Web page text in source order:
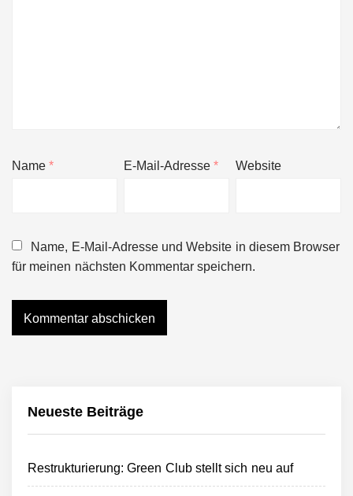
Name* E-Mail-Adresse* Website
Name, E-Mail-Adresse und Website in diesem Browser
für meinen nächsten Kommentar speichern.
Neueste Beiträge
Restrukturierung: Green Club stellt sich neu auf